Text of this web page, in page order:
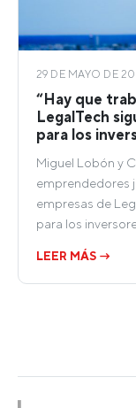
29 DE MAYO DE
“Hay que
LegalTech
para los
Miguel Lobón y
emprendedores
empresas de
para los
LEER MÁS →